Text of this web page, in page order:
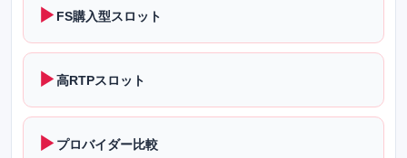
▶ FS購入型スロット
▶高RTPスロット
▶ プロバイダー比較